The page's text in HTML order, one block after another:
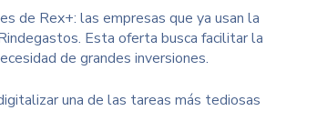
de Rex+: las empresas que ya usan la
Esta oferta busca facilitar la
de grandes inversiones.
una de las tareas más tediosas